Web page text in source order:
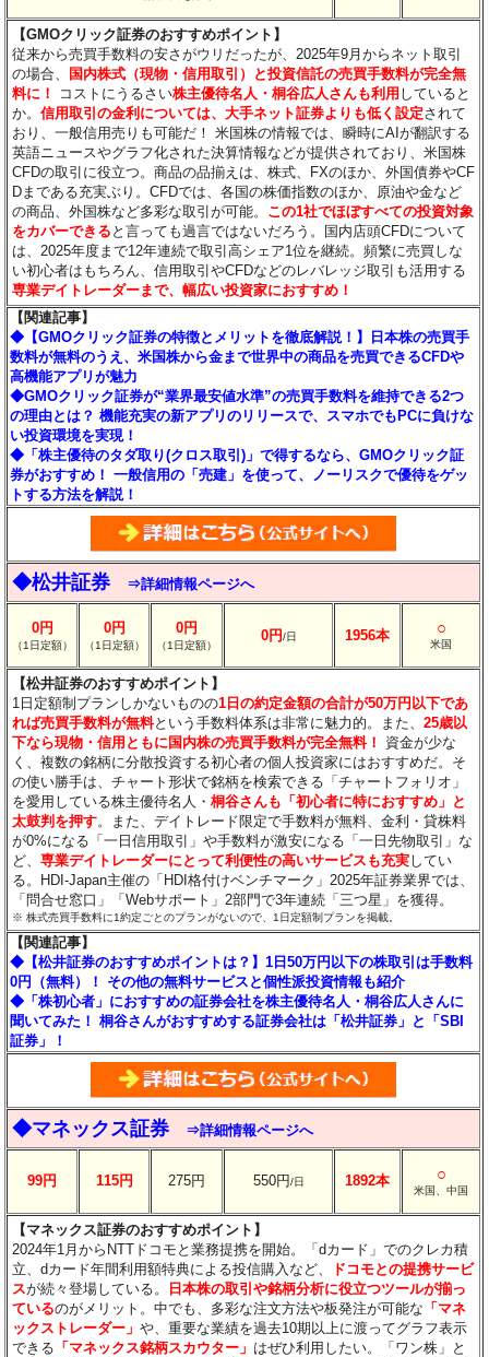
【GMOクリック証券のおすすめポイント】
従来から売買手数料の安さがウリだったが、2025年9月からネット取引
の場合、 国内株式（現物・信用取引）と投資信託の売買手数料が完全無
料に！
コストにうるさい株主優待名人・桐谷広人さんも利用 していると
か。信用取引の金利については、大手ネット証券よりも低く設定されて
おり、一般信用売りも可能だ！ 米国株の情報では、瞬時にAIが翻訳する
英語ニュースやグラフ化された決算情報などが提供されており、米国株
CFDの取引に役立つ。商品の品揃えは、株式、FXのほか、外国債券やCF
Dまである充実ぶり。CFDでは、各国の株価指数のほか、原油や金など
の商品、外国株など多彩な取引が可能。 この1社でほぼすべての投資対象
をカバーできる と言っても過言ではないだろう。国内店頭CFDについて
は、2025年度まで12年連続で取引高シェア1位を継続。頻繁に売買しな
い初心者はもちろん、信用取引やCFDなどのレバレッジ取引も活用する
専業デイトレーダーまで、幅広い投資家におすすめ！
【関連記事】
◆【GMOクリック証券の特徴とメリットを徹底解説！】日本株の売買手
数料が無料のうえ、米国株から金まで世界中の商品を売買できるCFDや
高機能アプリが魅力
◆GMOクリック証券が“業界最安値水準”の売買手数料を維持できる2つ
の理由とは？ 機能充実の新アプリのリリースで、スマホでもPCに負けな
い投資環境を実現！
◆「株主優待のタダ取り(クロス取引)」で得するなら、GMOクリック証
券がおすすめ！ 一般信用の「売建」を使って、ノーリスクで優待をゲッ
トする方法を解説！
◆松井証券 ⇒詳細情報ページへ
0円
（1日定額）
0円
（1日定額）
0円
（1日定額）
0円/日 1956本 ○
米国
【松井証券のおすすめポイント】
1日定額制プランしかないものの1日の約定金額の合計が50万円以下であ
れば売買手数料が無料という手数料体系は非常に魅力的。また、25歳以
下なら現物・信用ともに国内株の売買手数料が完全無料！
資金が少な
く、複数の銘柄に分散投資する初心者の個人投資家にはおすすめだ。そ
の使い勝手は、チャート形状で銘柄を検索できる「チャートフォリオ」
を愛用している株主優待名人・桐谷さんも「初心者に特におすすめ」と
太鼓判を押す。また、デイトレード限定で手数料が無料、金利・貸株料
が0%になる「一日信用取引」や手数料が激安になる「一日先物取引」な
ど、専業デイトレーダーにとって利便性の高いサービスも充実してい
る。HDI-Japan主催の「HDI格付けベンチマーク」2025年証券業界では、
「問合せ窓口」「Webサポート」2部門で3年連続「三つ星」を獲得。
※ 株式売買手数料に1約定ごとのプランがないので、1日定額制プランを掲載。
【関連記事】
◆【松井証券のおすすめポイントは？】1日50万円以下の株取引は手数料
0円（無料）！ その他の無料サービスと個性派投資情報も紹介
◆「株初心者」におすすめの証券会社を株主優待名人・桐谷広人さんに
聞いてみた！ 桐谷さんがおすすめする証券会社は「松井証券」と「SBI
証券」！
◆マネックス証券 ⇒詳細情報ページへ
99円 115円 275円 550円/日 1892本 ○
米国、中国
【マネックス証券のおすすめポイント】
2024年1月からNTTドコモと業務提携を開始。「dカード」でのクレカ積
立、dカード年間利用額特典による投信購入など、
ドコモとの提携サービ
スが続々登場している。
日本株の取引や銘柄分析に役立つツールが揃っ
ているのがメリット。中でも、多彩な注文方法や板発注が可能な 「マネ
ックストレーダー」や、重要な業績を過去10期以上に渡ってグラフ表示
できる 「マネックス銘柄スカウター」 はぜひ利用したい。「ワン株」と